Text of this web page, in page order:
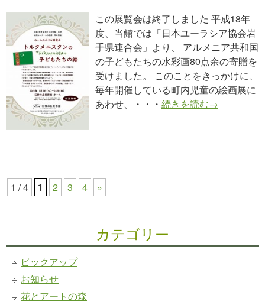
この展覧会は終了しました 平成18年
度、当館では「日本ユーラシア協会岩
手県連合会」より、 アルメニア共和国
の子どもたちの水彩画80点余の寄贈を
受けました。 このことをきっかけに、
毎年開催している町内児童の絵画展に
あわせ、・・・ 続きを読む→
1 / 4 1 2 3 4 »
カテゴリー
ピックアップ
お知らせ
花とアートの森